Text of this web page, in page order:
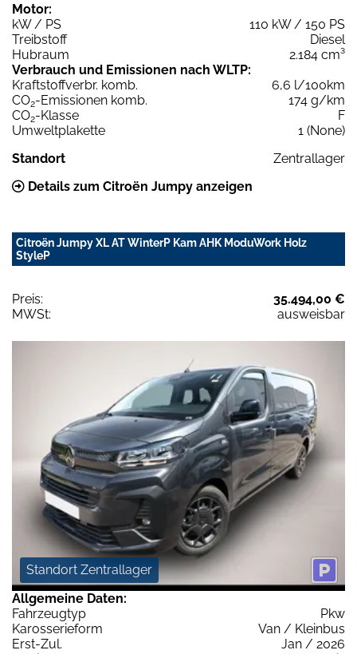
Motor:
kW / PS
110 kW / 150 PS
Treibstoff
Diesel
Hubraum
2.184 cm³
Verbrauch und Emissionen nach WLTP:
Kraftstoffverbr. komb.
6,6 l/100km
CO2-Emissionen komb.
174 g/km
CO2-Klasse
F
Umweltplakette
1 (None)
Standort
Zentrallager
Details zum Citroën Jumpy anzeigen
Citroën Jumpy XL AT WinterP Kam AHK ModuWork Holz
StyleP
Preis:
35.494,00 €
MWSt:
ausweisbar
Standort Zentrallager
Allgemeine Daten:
Fahrzeugtyp
Pkw
Karosserieform
Van / Kleinbus
Erst-Zul.
Jan / 2026